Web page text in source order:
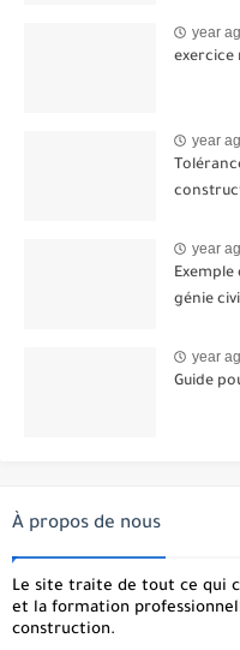
year
exercice
year
year
Exemple
génie
year
Guide
À propos de nous
Le site traite de tout ce qui
et la formation
construction.